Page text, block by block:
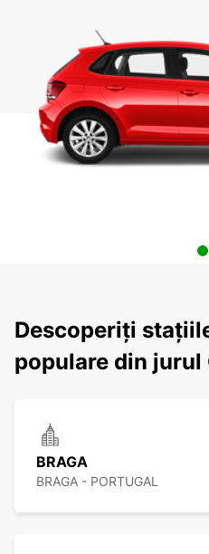
Descoperiți
populare din jurul
BRAGA
BRAGA - PORTUGAL